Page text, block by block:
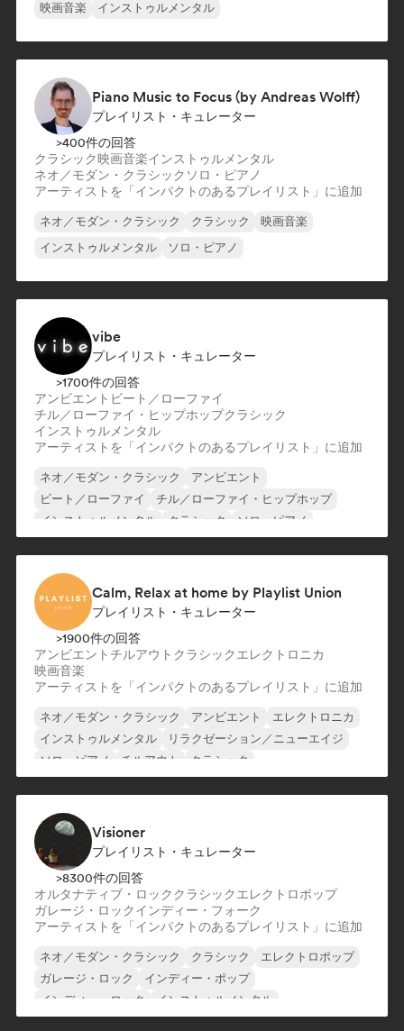
映画音楽
インストゥルメンタル
Piano Music to Focus (by Andreas Wolff)
プレイリスト・キュレーター
>400件の回答
クラシック映画音楽インストゥルメンタル
ネオ／モダン・クラシック ソロ・ピアノ
アーティストを「インパクトのあるプレイリスト」に追加
ネオ／モダン・クラシック クラシック
映画音楽
インストゥルメンタル
ソロ・ピアノ
vibe
プレイリスト・キュレーター
>1700件の回答
アンビエント ビート／ローファイ
チル／ローファイ・ヒップホップクラシック
インストゥルメンタル
アーティストを「インパクトのあるプレイリスト」に追加
ネオ／モダン・クラシック
アンビエント
ビート／ローファイ
チル／ローファイ・ヒップホップ
インストゥルメンタル
クラシック
ソロ・ピアノ
Calm, Relax at home by Playlist Union
プレイリスト・キュレーター
>1900件の回答
アンビエント チルアウト クラシックエレクトロニカ
映画音楽
アーティストを「インパクトのあるプレイリスト」に追加
ネオ／モダン・クラシック アンビエント
エレクトロニカ
インストゥルメンタル
リラクゼーション／ニューエイジ
ソロ・ピアノ
チルアウト クラシック
Visioner
プレイリスト・キュレーター
>8300件の回答
オルタナティブ・ロッククラシックエレクトロポップ
ガレージ・ロックインディー・フォーク
アーティストを「インパクトのあるプレイリスト」に追加
ネオ／モダン・クラシック クラシック
エレクトロポップ
ガレージ・ロック
インディー・ポップ
インディー・ロック
インストゥルメンタル